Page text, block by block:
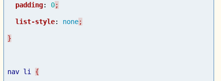
padding: 0
list-style: none
nav li